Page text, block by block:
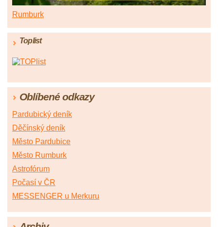
Rumburk
Toplist
Oblíbené odkazy
Pardubický deník
Děčínský deník
Město Pardubice
Město Rumburk
Astrofórum
Počasí v ČR
MESSENGER u Merkuru